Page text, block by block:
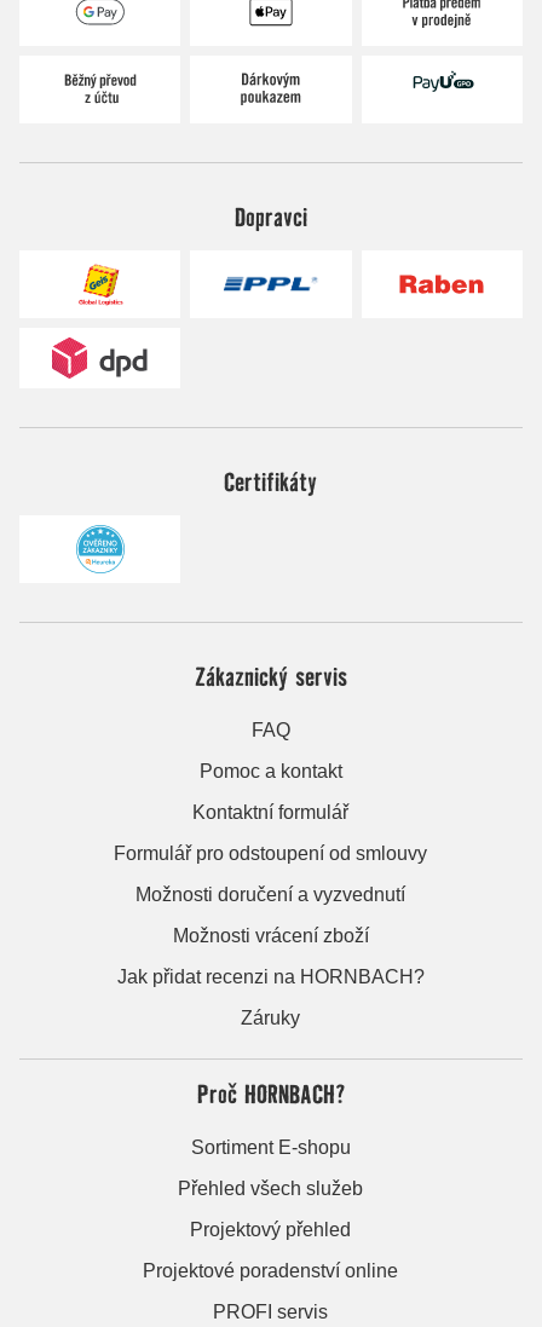
Dopravci
Certifikáty
Zákaznický servis
FAQ
Pomoc a kontakt
Kontaktní formulář
Formulář pro odstoupení od smlouvy
Možnosti doručení a vyzvednutí
Možnosti vrácení zboží
Jak přidat recenzi na HORNBACH?
Záruky
Proč HORNBACH?
Sortiment E-shopu
Přehled všech služeb
Projektový přehled
Projektové poradenství online
PROFI servis